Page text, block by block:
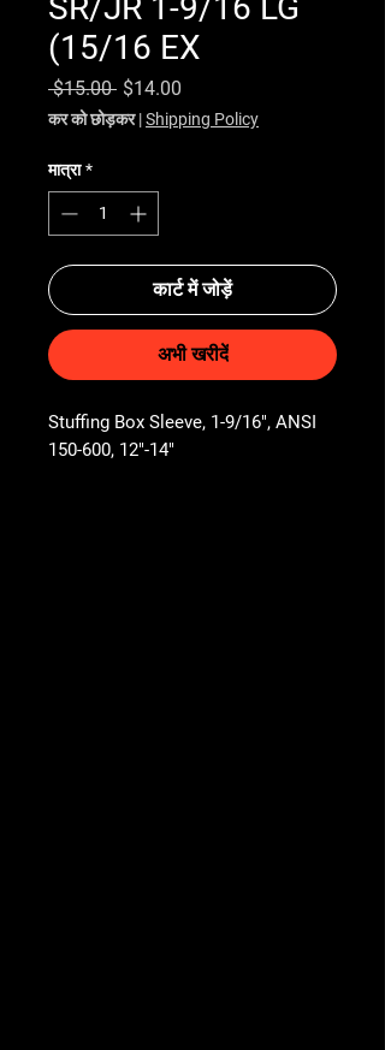
(15/16 EX
$15.00 नियमित मूल्य
$14.00
कर को छोड़कर|Shipping Policy
मात्रा *
कार्ट में जोड़ें
अभी खरीदें
Stuffing Box Sleeve, 1-9/16", ANSI
150-600, 12"-14"